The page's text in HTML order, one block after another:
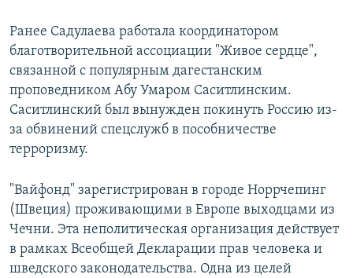
Ранее Садулаева работала координатором
благотворительной ассоциации "Живое сердце",
связанной с популярным дагестанским
проповедником Абу Умаром Саситлинским.
Саситлинский был вынужден покинуть Россию из-
за обвинений спецслужб в пособничестве
терроризму.
"Вайфонд" зарегистрирован в городе Норрчепинг
(Швеция) проживающими в Европе выходцами из
Чечни. Эта неполитическая организация действует
в рамках Всеобщей Декларации прав человека и
шведского законодательства. Одна из целей